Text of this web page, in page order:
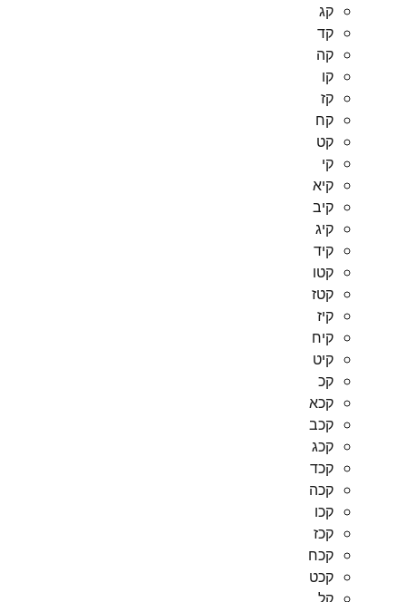
קג
קד
קה
קו
קז
קח
קט
קי
קיא
קיב
קיג
קיד
קטו
קטז
קיז
קיח
קיט
קכ
קכא
קכב
קכג
קכד
קכה
קכו
קכז
קכח
קכט